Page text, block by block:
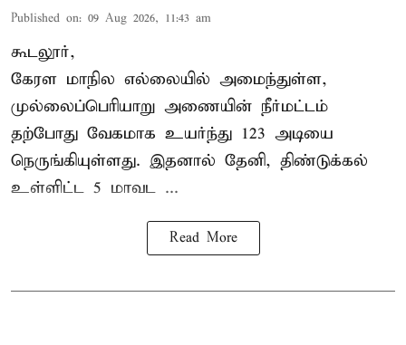
Published on: 09 Aug 2026, 11:43 am
கூடலூர்,
கேரள மாநில எல்லையில் அமைந்துள்ள,
முல்லைப்பெரியாறு அணையின் நீர்மட்டம்
தற்போது வேகமாக உயர்ந்து 123 அடியை
நெருங்கியுள்ளது. இதனால் தேனி, திண்டுக்கல்
உள்ளிட்ட 5 மாவட ...
Read More